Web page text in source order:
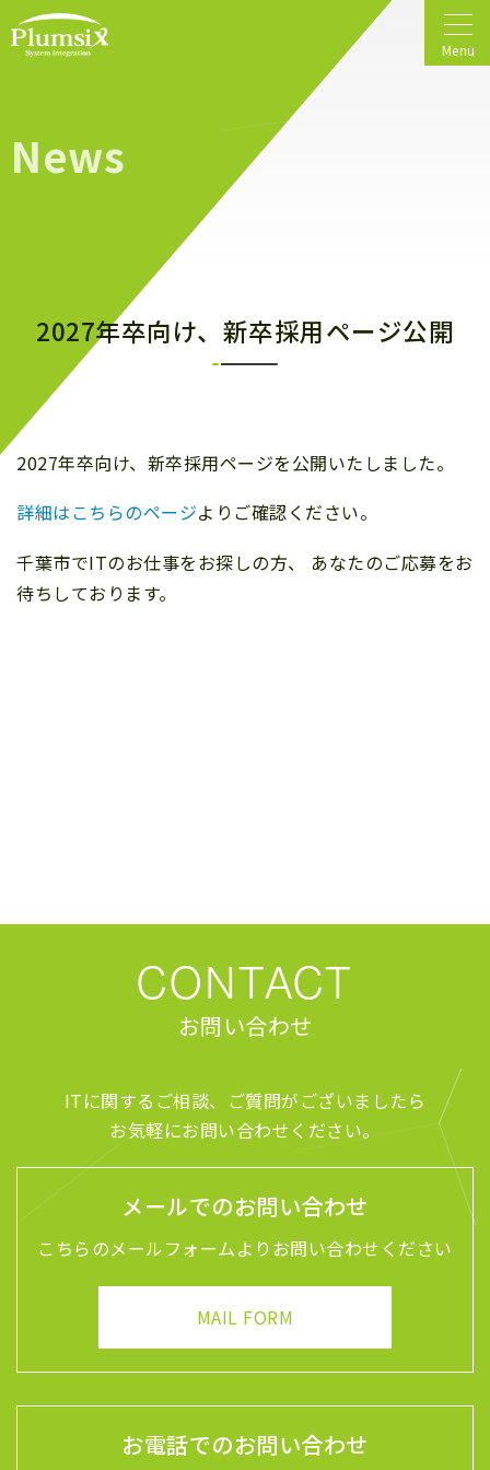
Menu
News
2027年卒向け、新卒採用ページ公開
2027年卒向け、新卒採用ページを公開いたしました。
詳細はこちらのページよりご確認ください。
千葉市でITのお仕事をお探しの方、 あなたのご応募をお
待ちしております。
CONTACT
お問い合わせ
ITに関するご相談、ご質問がございましたら
お気軽にお問い合わせください。
メールでのお問い合わせ
こちらのメールフォームよりお問い合わせください
MAIL FORM
お電話でのお問い合わせ